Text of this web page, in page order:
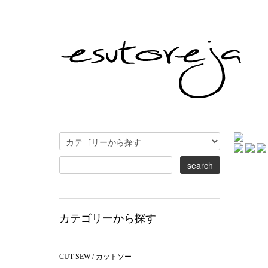
カテゴリーから探す
CUT SEW / カットソー